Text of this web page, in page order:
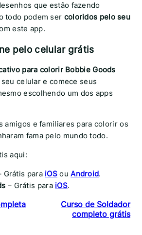
que estão fazendo
todo podem ser coloridos pelo seu
este app.
pelo celular grátis
para colorir Bobbie Goods
celular e comece seus
escolhendo um dos apps
amigos e familiares para colorir os
fama pelo mundo todo.
aqui:
Grátis para iOS ouAndroid.
– Grátis para iOS.
Curso de Soldador
completo grátis